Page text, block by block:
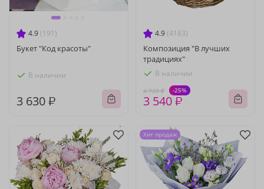
4.9 (191)
Букет "Код красоты"
В наличии
3 630 ₽
4.9 (4183)
Композиция "В лучших
традициях"
В наличии
4 720 ₽ -25%
3 540 ₽
Хит продаж